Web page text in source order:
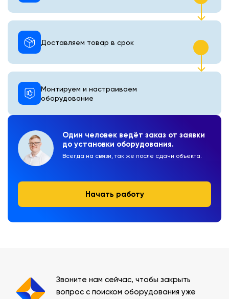
Один человек ведёт заказ от заявки
до установки оборудования.
Всегда на связи, так же после сдачи объекта.
Начать работу
Монтируем и настраиваем
оборудование
Доставляем товар в срок
Звоните нам сейчас, чтобы закрыть
вопрос с поиском оборудования уже